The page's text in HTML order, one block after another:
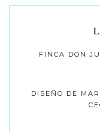
FINCA DON
DISEÑO DE